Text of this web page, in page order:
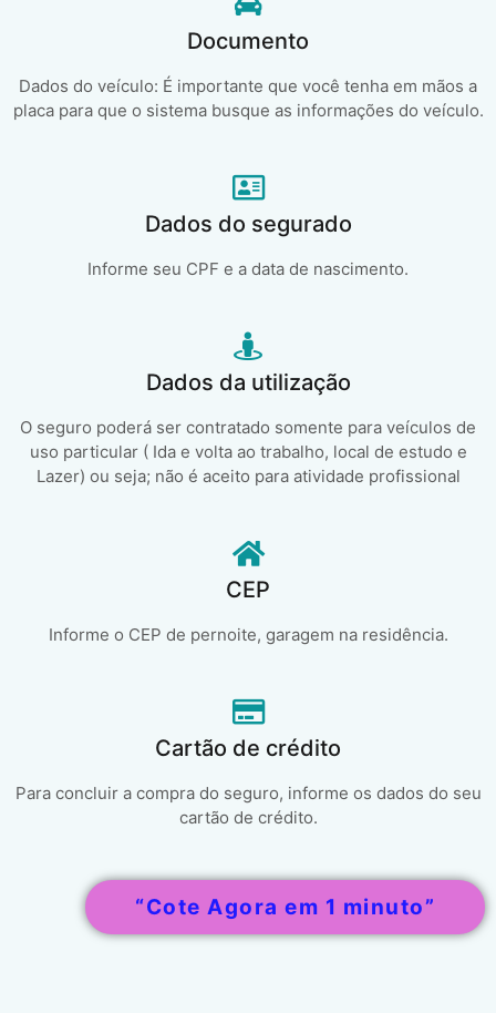
Documento
Dados do veículo: É importante que você tenha em mãos a
placa para que o sistema busque as informações do veículo.
Dados do segurado
Informe seu CPF e a data de nascimento.
Dados da utilização
O seguro poderá ser contratado somente para veículos de
uso particular ( Ida e volta ao trabalho, local de estudo e
Lazer) ou seja; não é aceito para atividade profissional
CEP
Informe o CEP de pernoite, garagem na residência.
Cartão de crédito
Para concluir a compra do seguro, informe os dados do seu
cartão de crédito.
“Cote Agora em 1 minuto”